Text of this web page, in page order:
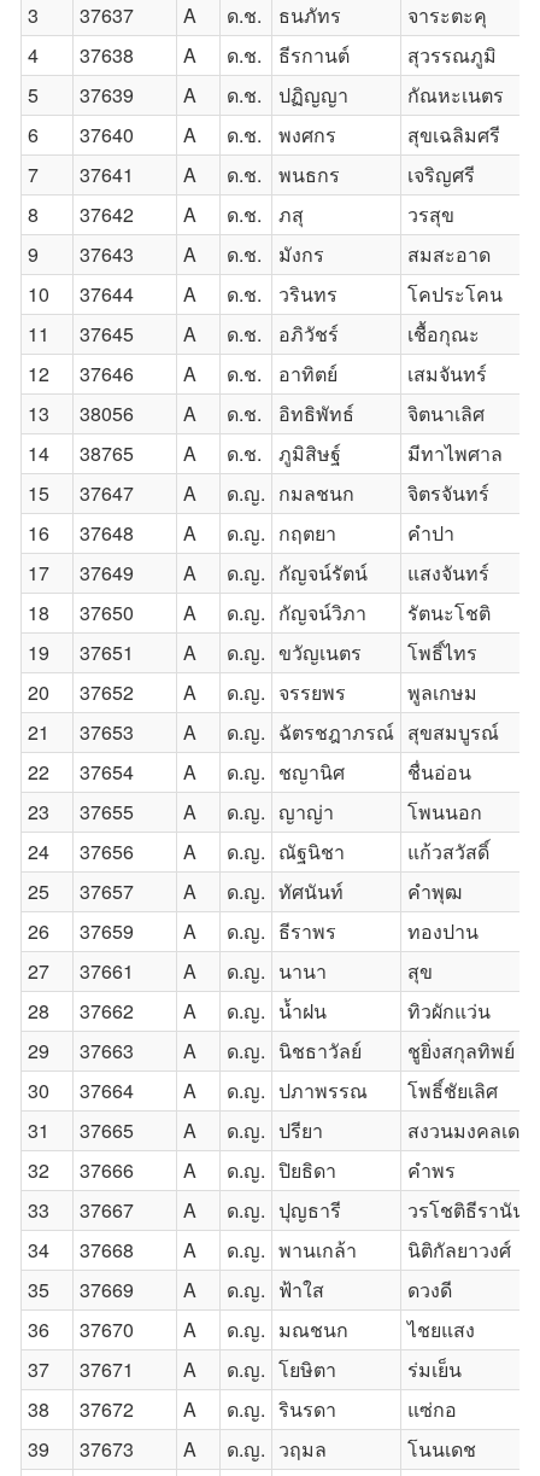
3
37637 A ด.ช. ธนภัทร
จาระตะคุ
4
37638 A ด.ช. ธีรกานต์
สุวรรณภูมิ
5
37639 A ด.ช. ปฏิญญา
กัณหะเนตร
6
37640 A ด.ช. พงศกร
สุขเฉลิมศรี
7
37641 A ด.ช. พนธกร
เจริญศรี
8
37642 A ด.ช. ภสุ
วรสุข
9
37643 A ด.ช. มังกร
สมสะอาด
10
37644 A ด.ช. วรินทร
โคประโคน
11
37645 A ด.ช. อภิวัชร์
เชื้อกุณะ
12
37646 A ด.ช. อาทิตย์
เสมจันทร์
13
38056 A ด.ช. อิทธิพัทธ์
จิตนาเลิศ
14
38765 A ด.ช. ภูมิสิษฐ์
มีทาไพศาล
15
37647 A ด.ญ. กมลชนก
จิตรจันทร์
16
37648 A ด.ญ. กฤตยา
คำปา
17
37649 A ด.ญ. กัญจน์รัตน์
แสงจันทร์
18
37650 A ด.ญ. กัญจน์วิภา
รัตนะโชติ
19
37651 A ด.ญ. ขวัญเนตร
โพธิ์ไทร
20
37652 A ด.ญ. จรรยพร
พูลเกษม
21
37653 A ด.ญ. ฉัตรชฎาภรณ์ สุขสมบูรณ์
22
37654 A ด.ญ. ชญานิศ
ชื่นอ่อน
23
37655 A ด.ญ. ญาญ่า
โพนนอก
24
37656 A ด.ญ. ณัฐนิชา
แก้วสวัสดิ์
25
37657 A ด.ญ. ทัศนันท์
คำพุฒ
26
37659 A ด.ญ. ธีราพร
ทองปาน
27
37661 A ด.ญ. นานา
สุข
28
37662 A ด.ญ. น้ำฝน
ทิวผักแว่น
29
37663 A ด.ญ. นิชธาวัลย์
ชูยิ่งสกุลทิพย์
30
37664 A ด.ญ. ปภาพรรณ
โพธิ์ชัยเลิศ
31
37665 A ด.ญ. ปรียา
สงวนมงคลเดช
32
37666 A ด.ญ. ปิยธิดา
คำพร
33
37667 A ด.ญ. ปุญธารี
วรโชติธีรานันท์
34
37668 A ด.ญ. พานเกล้า
นิติกัลยาวงศ์
35
37669 A ด.ญ. ฟ้าใส
ดวงดี
36
37670 A ด.ญ. มณชนก
ไชยแสง
37
37671 A ด.ญ. โยษิตา
ร่มเย็น
38
37672 A ด.ญ. รินรดา
แซ่กอ
39
37673 A ด.ญ. วฤมล
โนนเดช